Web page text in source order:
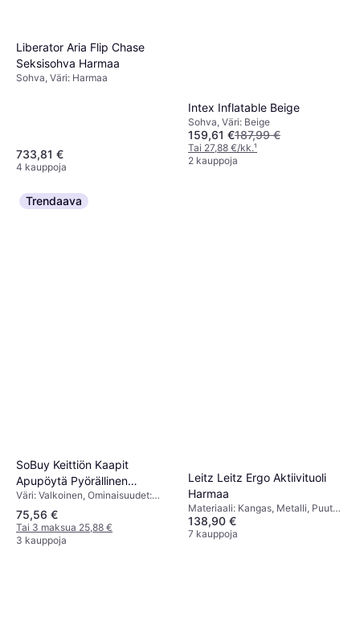
Liberator Aria Flip Chase
Seksisohva Harmaa
Sohva, Väri: Harmaa
733,81 €
4 kauppoja
Intex Inflatable Beige
Sohva, Väri: Beige
159,61 €187,99 €
Tai 27,88 €/kk.¹
2 kauppoja
Trendaava
SoBuy Keittiön Kaapit
Apupöytä Pyörällinen
Säilytyskaluste FSB09-W
Väri: Valkoinen, Ominaisuudet:
Pyörät,Säilytysratkaisut: Hyllyt
75,56 €
Tai 3 maksua 25,88 €
3 kauppoja
Leitz Leitz Ergo Aktiivituoli
Harmaa
Materiaali: Kangas, Metalli, Puuta,
Väri: Harmaa
138,90 €
7 kauppoja